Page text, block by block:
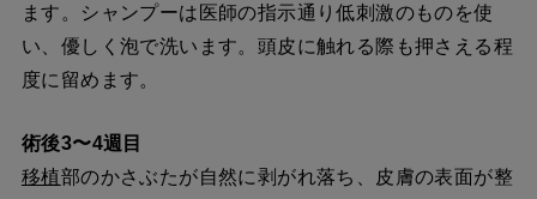
ます。シャンプーは医師の指示通り低刺激のものを使
い、優しく泡で洗います。頭皮に触れる際も押さえる程
度に留めます。
術後3〜4週目
移植部のかさぶたが自然に剥がれ落ち、皮膚の表面が整